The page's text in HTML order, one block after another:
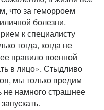
что за геморроем
болезни.
к специалисту
тогда, когда не
правило военной
в лицо». Стыдливо
мы только вредим
не намного страшнее